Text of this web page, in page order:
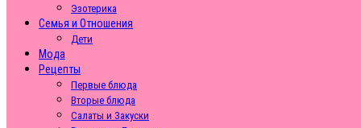
Эзотерика
Семья и Отношения
Дети
Мода
Рецепты
Первые блюда
Вторые блюда
Салаты и Закуски